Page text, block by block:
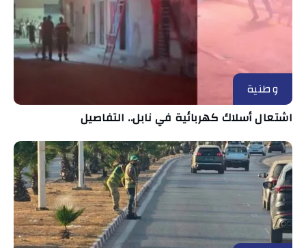
وطنية
اشتعال أسلاك كهربائية في نابل.. التفاصيل